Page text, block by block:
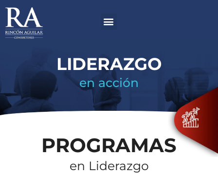
contenido
Menú
LIDERAZGO
en acción
PROGRAMAS
en Liderazgo